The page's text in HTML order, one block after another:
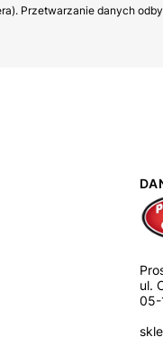
Przetwarzanie danych
ul.
05-